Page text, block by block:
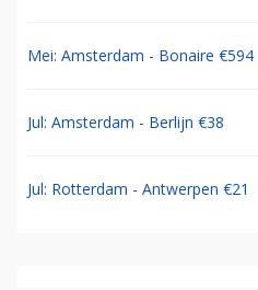
Mei: Amsterdam - Bonaire €594
Jul: Amsterdam - Berlijn €38
Jul: Rotterdam - Antwerpen €21